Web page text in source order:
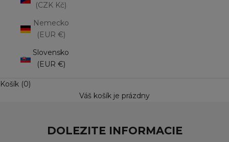
(CZK Kč)
Nemecko
(EUR €)
Slovensko
(EUR €)
Košík (0)
Váš košík je prázdny
DOLEZITE INFORMACIE